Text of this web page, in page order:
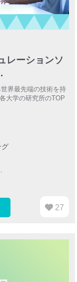
レーションソ
界最先端の技術を持
大学の研究所のTOP
グ
27